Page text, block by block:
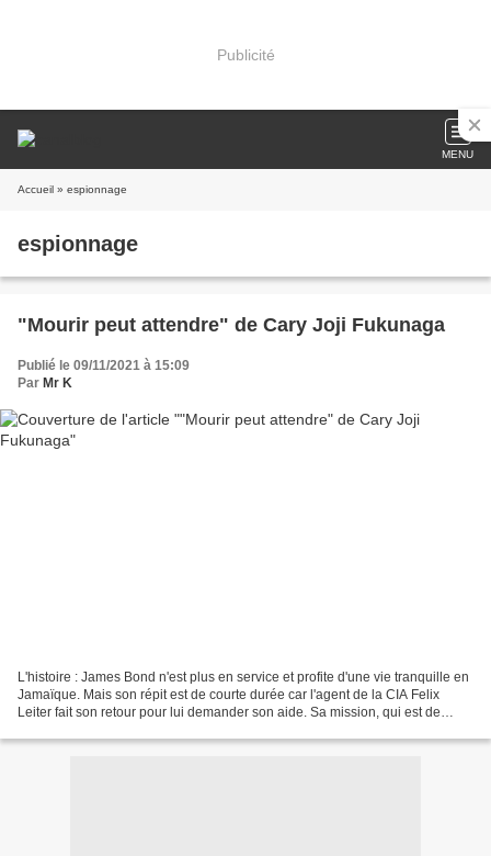
Publicité
MENU
Accueil » espionnage
espionnage
"Mourir peut attendre" de Cary Joji Fukunaga
Publié le 09/11/2021 à 15:09
Par Mr K
L'histoire : James Bond n'est plus en service et profite d'une vie tranquille en
Jamaïque. Mais son répit est de courte durée car l'agent de la CIA Felix
Leiter fait son retour pour lui demander son aide. Sa mission, qui est de